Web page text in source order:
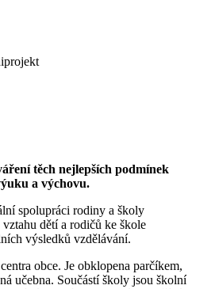
těch nejlepších podmínek
a výchovu.
spolupráci rodiny a školy
dětí a rodičů ke škole
výsledků vzdělávání.
obce. Je obklopena parčíkem,
učebna. Součástí školy jsou školní